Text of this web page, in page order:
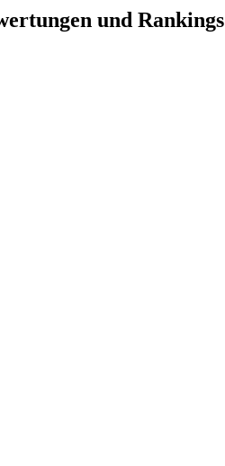
und Rankings